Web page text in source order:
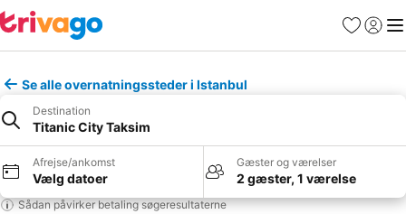
Favoritter
Log ind
Se alle overnatningssteder i Istanbul
Destination
Titanic City Taksim
Afrejse/ankomst
Vælg datoer
Gæster og værelser
2 gæster, 1 værelse
Sådan påvirker betaling søgeresultaterne